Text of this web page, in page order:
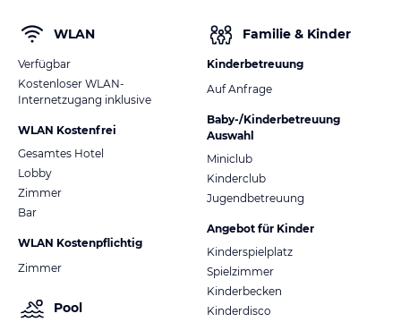
WLAN
Verfügbar
Kostenloser WLAN-
Internetzugang inklusive
WLAN Kostenfrei
Gesamtes Hotel
Lobby
Zimmer
Bar
WLAN Kostenpflichtig
Zimmer
Pool
Familie & Kinder
Kinderbetreuung
Auf Anfrage
Baby-/Kinderbetreuung
Auswahl
Miniclub
Kinderclub
Jugendbetreuung
Angebot für Kinder
Kinderspielplatz
Spielzimmer
Kinderbecken
Kinderdisco